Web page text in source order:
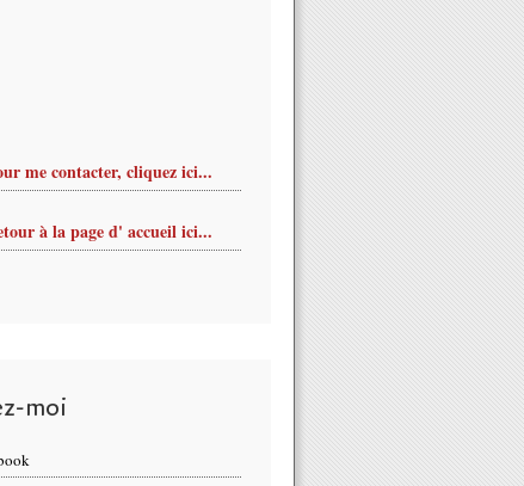
me contacter, cliquez ici...
à la page d' accueil ici...
moi